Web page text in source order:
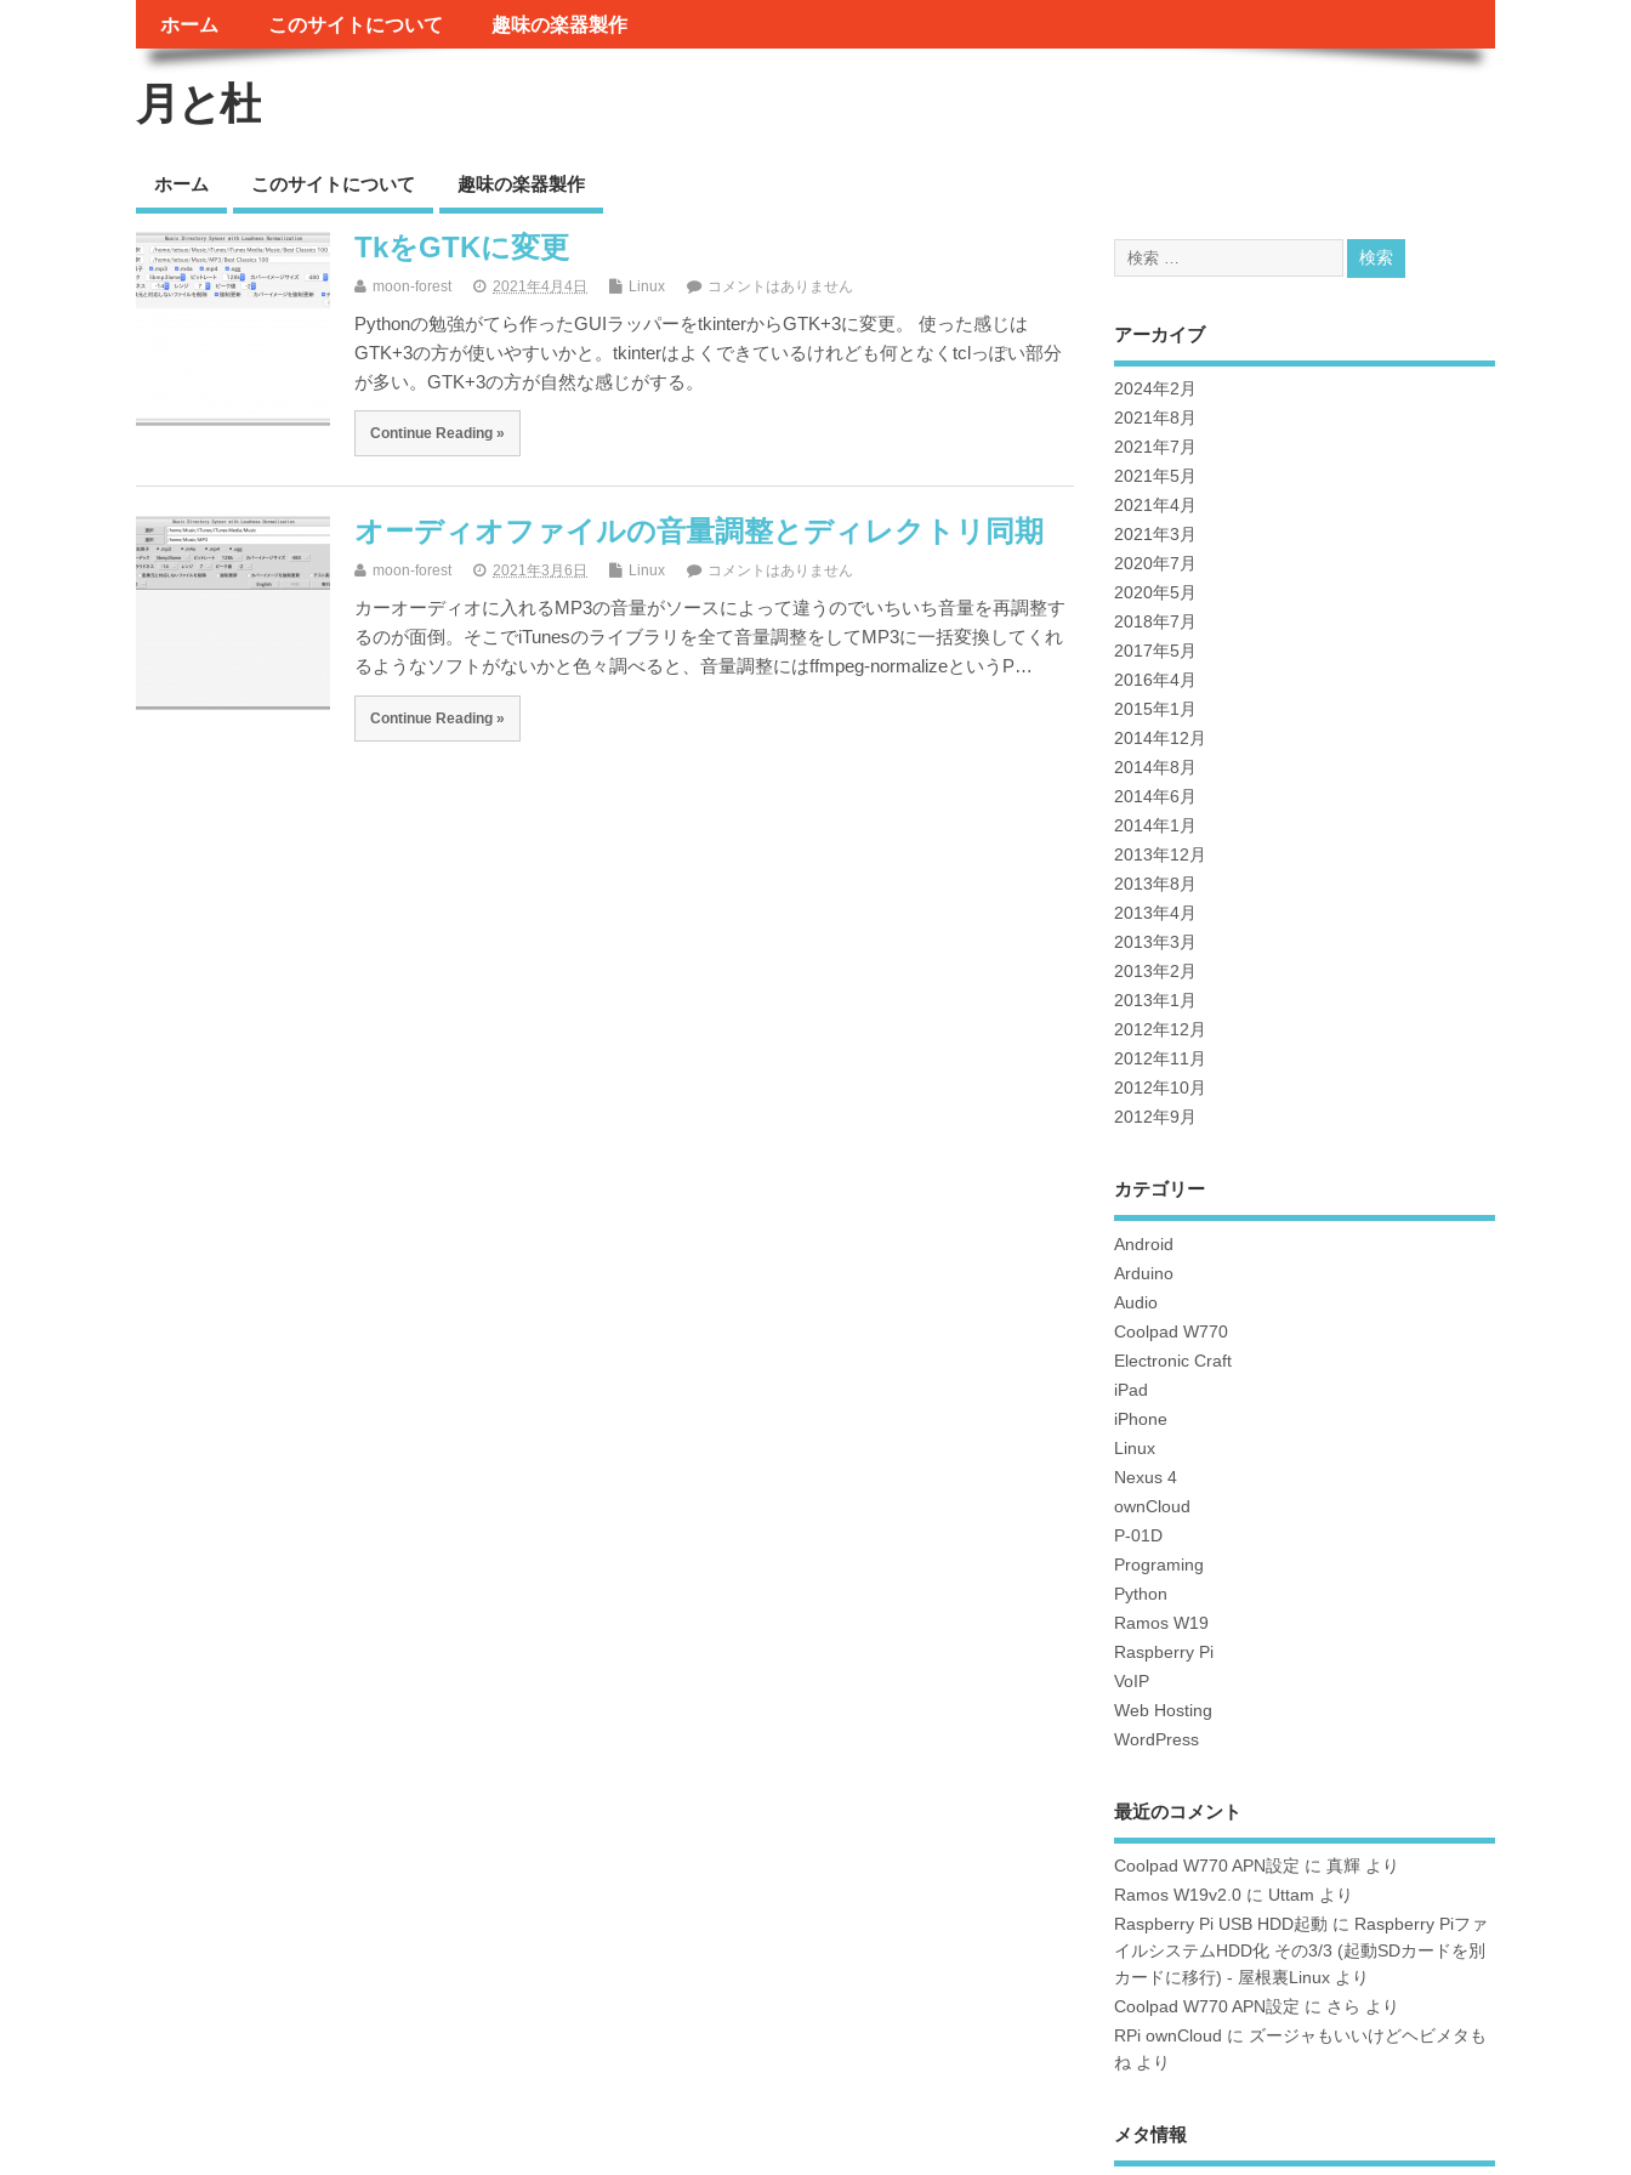
ホーム このサイトについて 趣味の楽器製作
月と杜
ホーム このサイトについて 趣味の楽器製作
TkをGTKに変更
moon-forest 2021年4月4日 Linux コメントはありません
Pythonの勉強がてら作ったGUIラッパーをtkinterからGTK+3に変更。 使った感じは
GTK+3の方が使いやすいかと。tkinterはよくできているけれども何となくtclっぽい部分
が多い。GTK+3の方が自然な感じがする。
Continue Reading »
オーディオファイルの音量調整とディレクトリ同期
moon-forest 2021年3月6日 Linux コメントはありません
カーオーディオに入れるMP3の音量がソースによって違うのでいちいち音量を再調整す
るのが面倒。そこでiTunesのライブラリを全て音量調整をしてMP3に一括変換してくれ
るようなソフトがないかと色々調べると、音量調整にはffmpeg-normalizeというP…
Continue Reading »
アーカイブ
2024年2月
2021年8月
2021年7月
2021年5月
2021年4月
2021年3月
2020年7月
2020年5月
2018年7月
2017年5月
2016年4月
2015年1月
2014年12月
2014年8月
2014年6月
2014年1月
2013年12月
2013年8月
2013年4月
2013年3月
2013年2月
2013年1月
2012年12月
2012年11月
2012年10月
2012年9月
カテゴリー
Android
Arduino
Audio
Coolpad W770
Electronic Craft
iPad
iPhone
Linux
Nexus 4
ownCloud
P-01D
Programing
Python
Ramos W19
Raspberry Pi
VoIP
Web Hosting
WordPress
最近のコメント
Coolpad W770 APN設定 に真輝 より
Ramos W19v2.0 に Uttam より
Raspberry Pi USB HDD起動 に Raspberry Piファ
イルシステムHDD化 その3/3 (起動SDカードを別
カードに移行) - 屋根裏Linux より
Coolpad W770 APN設定 に さら より
RPi ownCloud に ズージャもいいけどヘビメタも
ね より
メタ情報